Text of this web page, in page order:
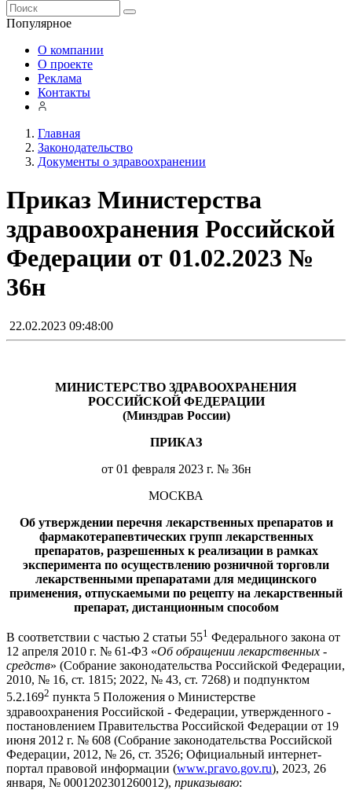
Популярное
О компании
О проекте
Реклама
Контакты
Главная
Законодательство
Документы о здравоохранении
Приказ Министерства
здравоохранения Российской
Федерации от 01.02.2023 №
36н
22.02.2023 09:48:00
МИНИСТЕРСТВО ЗДРАВООХРАНЕНИЯ
РОССИЙСКОЙ ФЕДЕРАЦИИ
(Минздрав России)
ПРИКАЗ
от 01 февраля 2023 г. № 36н
МОСКВА
Об утверждении перечня лекарственных препаратов и
фармакотерапевтических групп лекарственных
препаратов, разрешенных к реализации в рамках
эксперимента по осуществлению розничной торговли
лекарственными препаратами для медицинского
применения, отпускаемыми по рецепту на лекарственный
препарат, дистанционным способом
В соответствии с частью 2 статьи 551 Федерального закона от
12 апреля 2010 г. № 61-Ф3 «Об обращении лекарственных -
средств» (Собрание законодательства Российской Федерации,
2010, № 16, ст. 1815; 2022, № 43, ст. 7268) и подпунктом
5.2.1692 пункта 5 Положения о Министерстве
здравоохранения Российской - Федерации, утвержденного -
постановлением Правительства Российской Федерации от 19
июня 2012 г. № 608 (Собрание законодательства Российской
Федерации, 2012, № 26, ст. 3526; Официальный интернет-
портал правовой информации (www.ргаvо.gov.ru), 2023, 26
января, № 0001202301260012), приказываю: